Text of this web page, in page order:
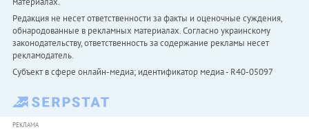
Редакция не несет ответственности за факты и оценочные суждения,
обнародованные в рекламных материалах. Согласно украинскому
законодательству, ответственность за содержание рекламы несет
рекламодатель.
Субъект в сфере онлайн-медиа; идентификатор медиа - R40-05097
РЕКЛАМА